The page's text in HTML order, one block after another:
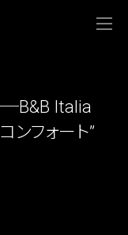
Italia
ンフォート”